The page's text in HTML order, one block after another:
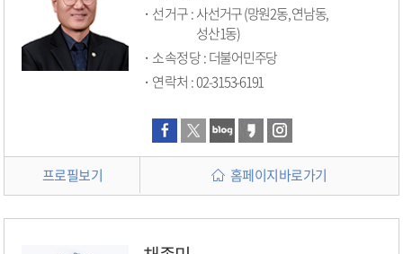
선거구 :사선거구 (망원2동, 연남동,
성산1동)
소속정당 :더불어민주당
연락처 :02-3153-6191
프로필보기 홈페이지바로가기